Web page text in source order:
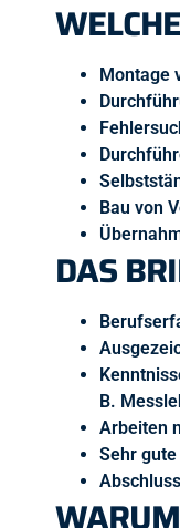
Montage
Bau von
DAS
B.
Arbeiten
Sehr